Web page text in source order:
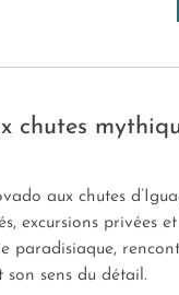
chutes
aux chutes
excursions privées
son sens du détail.